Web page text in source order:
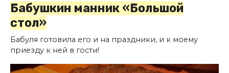
Бабушкин манник «Большой
стол»
Бабуля готовила его и на праздники, и к моему
приезду к ней в гости!